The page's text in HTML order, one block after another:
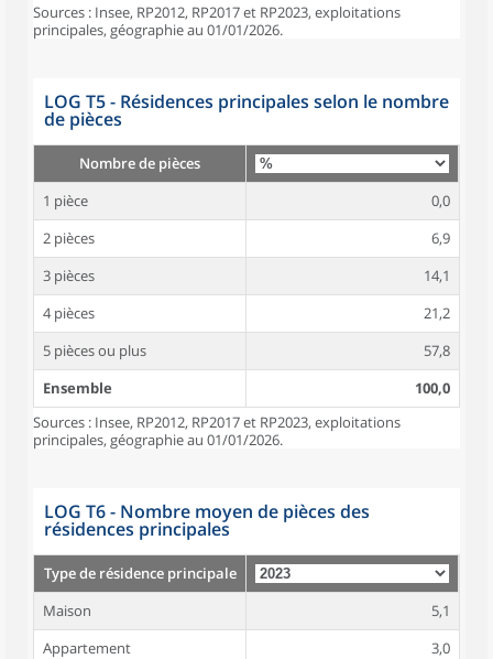
Sources : Insee, RP2012, RP2017 et RP2023, exploitations
principales, géographie au 01/01/2026.
LOG T5 - Résidences principales selon le nombre
de pièces
Nombre de pièces
1 pièce
0,0
2 pièces
6,9
3 pièces
14,1
4 pièces
21,2
5 pièces ou plus
57,8
Ensemble
100,0
Sources : Insee, RP2012, RP2017 et RP2023, exploitations
principales, géographie au 01/01/2026.
LOG T6 - Nombre moyen de pièces des
résidences principales
Type de résidence principale
Maison
5,1
Appartement
3,0